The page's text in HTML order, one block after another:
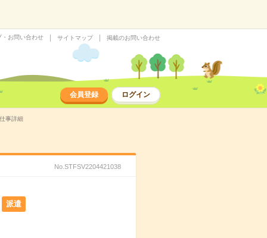
・お問い合わせ サイトマップ 掲載のお問い合わせ
会員登録 ログイン
事詳細
No.STFSV2204421038
派遣